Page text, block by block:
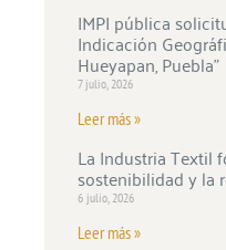
IMPI pública
Indicación
Hueyapan, Puebla”
7 julio, 2026
Leer más »
La Industria Textil
sostenibilidad y la
6 julio, 2026
Leer más »